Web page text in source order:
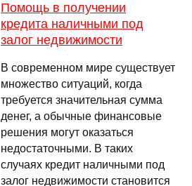
Помощь в получении
кредита наличными под
залог недвижимости
В современном мире существует
множество ситуаций, когда
требуется значительная сумма
денег, а обычные финансовые
решения могут оказаться
недостаточными. В таких
случаях кредит наличными под
залог недвижимости становится